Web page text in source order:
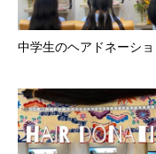
中学生のヘアドネーシ